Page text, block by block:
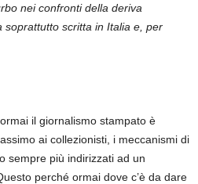
nei confronti della deriva
soprattutto scritta in Italia e, per
ormai il giornalismo stampato è
ai collezionisti, i meccanismi di
sempre più indirizzati ad un
perché ormai dove c’è da dare